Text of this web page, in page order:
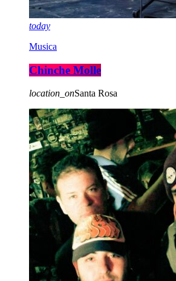
today
Musica
Chinche Molle
location_onSanta Rosa